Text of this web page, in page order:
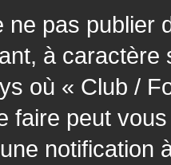
ne pas publier
à
où « Club /
faire peut
notification